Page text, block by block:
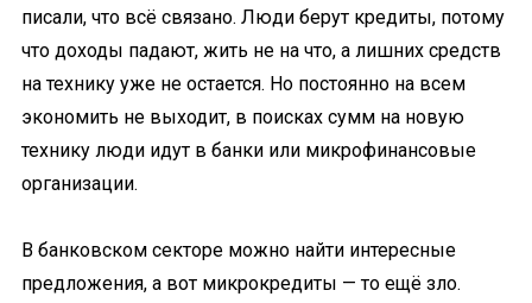
писали, что всё связано. Люди берут кредиты, потому
что доходы падают, жить не на что, а лишних средств
на технику уже не остается. Но постоянно на всем
экономить не выходит, в поисках сумм на новую
технику люди идут в банки или микрофинансовые
организации.
В банковском секторе можно найти интересные
предложения, а вот микрокредиты — то ещё зло.